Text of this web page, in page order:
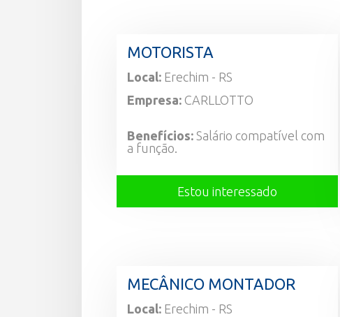
MOTORISTA
Local: Erechim - RS
Empresa: CARLLOTTO
Benefícios: Salário compatível com
a função.
Estou interessado
MECÂNICO MONTADOR
Local: Erechim - RS